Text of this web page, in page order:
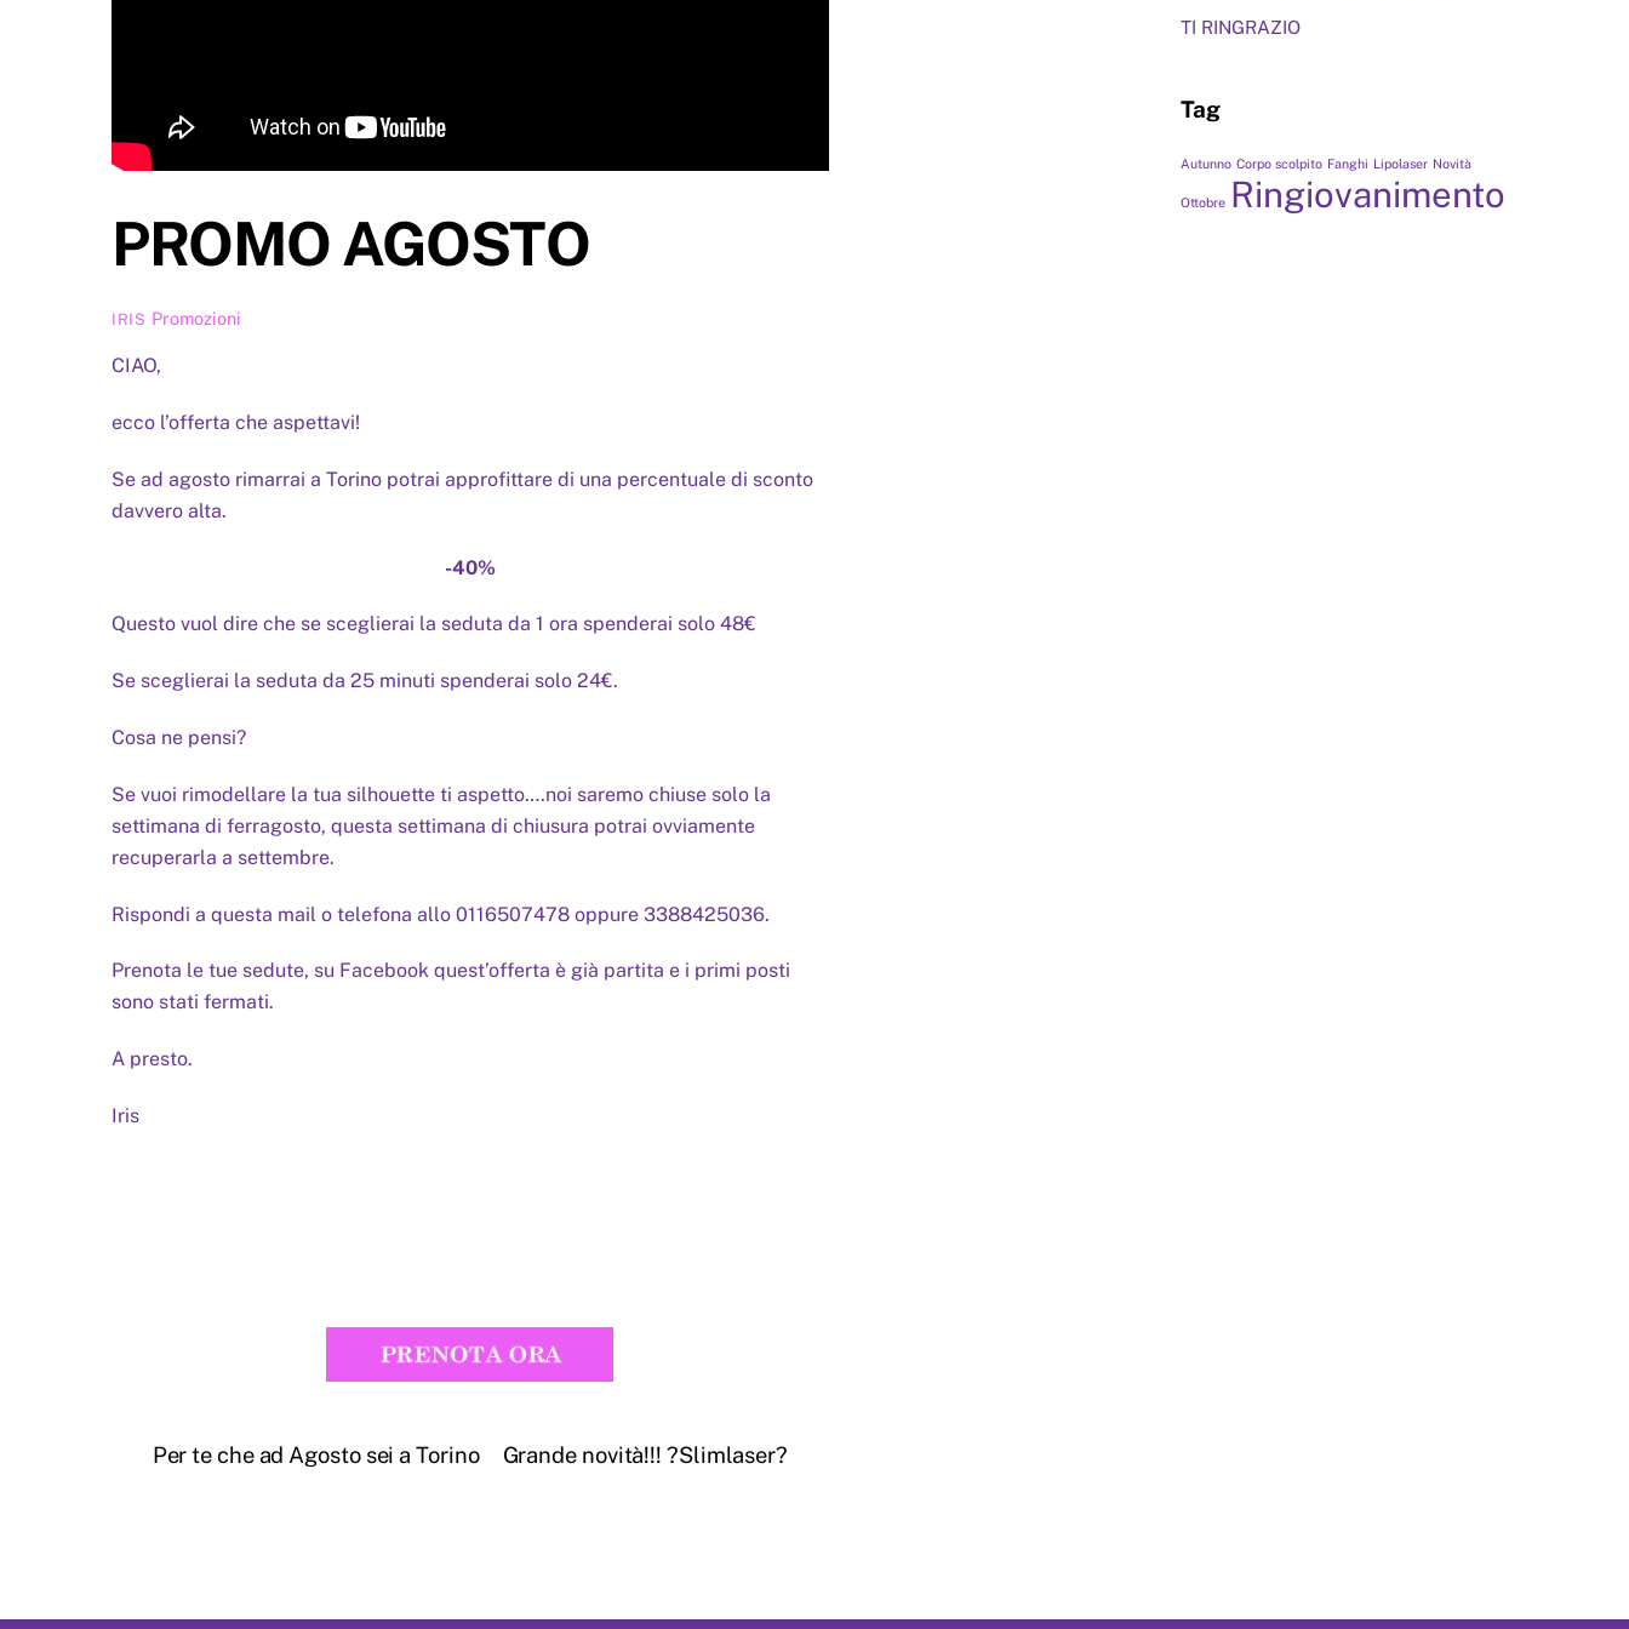
PROMO AGOSTO
IRIS Promozioni
CIAO,
ecco l’offerta che aspettavi!
Se ad agosto rimarrai a Torino potrai approfittare di una percentuale di sconto
davvero alta.
-40%
Questo vuol dire che se sceglierai la seduta da 1 ora spenderai solo 48€
Se sceglierai la seduta da 25 minuti spenderai solo 24€.
Cosa ne pensi?
Se vuoi rimodellare la tua silhouette ti aspetto….noi saremo chiuse solo la
settimana di ferragosto, questa settimana di chiusura potrai ovviamente
recuperarla a settembre.
Rispondi a questa mail o telefona allo 0116507478 oppure 3388425036.
Prenota le tue sedute, su Facebook quest’offerta è già partita e i primi posti
sono stati fermati.
A presto.
Iris
Per te che ad Agosto sei a Torino Grande novità!!! ?Slimlaser?
TI RINGRAZIO
Tag
Autunno Corpo scolpito Fanghi Lipolaser Novità
Ottobre Ringiovanimento